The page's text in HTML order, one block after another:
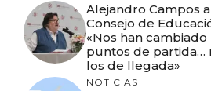
Alejandro Campos
Consejo de
«Nos han cambiado
puntos de partida…
los de llegada»
NOTICIAS